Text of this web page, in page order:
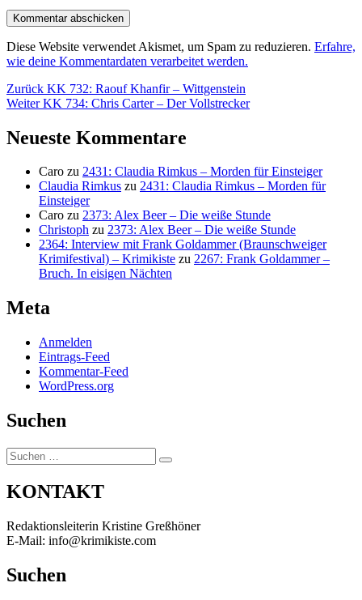
Diese Website verwendet Akismet, um Spam zu reduzieren. Erfahre,
wie deine Kommentardaten verarbeitet werden.
Beitragsnavigation
Zurück Vorheriger
Beitrag:
KK 732: Raouf Khanfir – Wittgenstein
Weiter Nächster
KK 734: Chris Carter – Der Vollstrecker
Neueste Kommentare
Caro zu 2431: Claudia Rimkus – Morden für Einsteiger
Claudia Rimkus zu 2431: Claudia Rimkus – Morden für
Einsteiger
Caro zu 2373: Alex Beer – Die weiße Stunde
Christoph zu 2373: Alex Beer – Die weiße Stunde
2364: Interview mit Frank Goldammer (Braunschweiger
Krimifestival) – Krimikiste zu 2267: Frank Goldammer –
Bruch. In eisigen Nächten
Meta
Anmelden
Eintrags-Feed
Kommentar-Feed
WordPress.org
Suchen
Suchen
nach:
Suchen
KONTAKT
Redaktionsleiterin Kristine Greßhöner
E-Mail: info@krimikiste.com
Suchen